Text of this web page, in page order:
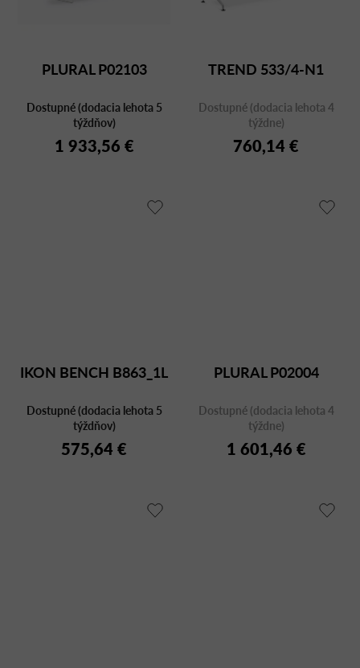
PLURAL P02103
Dostupné (dodacia lehota 5
týždňov)
1 933,56 €
TREND 533/4-N1
Dostupné (dodacia lehota 4
týždne)
760,14 €
IKON BENCH B863_1L
Dostupné (dodacia lehota 5
týždňov)
575,64 €
PLURAL P02004
Dostupné (dodacia lehota 4
týždne)
1 601,46 €